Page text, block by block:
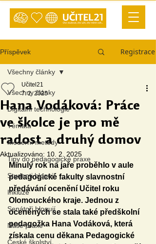
Příspěvek Registrace
Všechny články
Digitální technologie
Témata
Moderní metody
Tipy do pedagogické praxe
Studenti blogují
Inkluze
Senátoři blogují
Naše praxe
České školství
Všechny články
Hana Vodáková: Práce
ve školce je pro mě
radost a druhý domov
Učitel21
7. 2. 2025
Aktualizováno: 10. 2. 2025
Minulý rok na jaře proběhlo v aule
pedagogické fakulty slavnostní
předávání ocenění Učitel roku
Olomouckého kraje. Jednou z
oceněných se stala také předškolní
pedagožka Hana Vodáková, která
získala cenu děkana Pedagogické